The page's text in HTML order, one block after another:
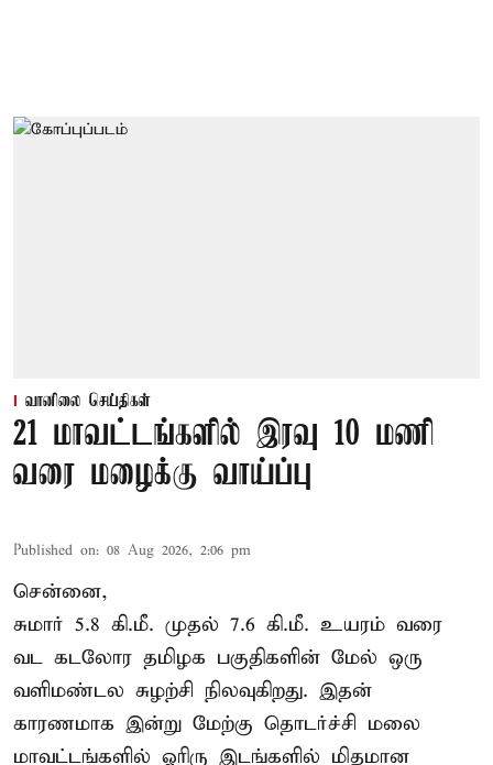
வானிலை செய்திகள்
21 மாவட்டங்களில் இரவு 10 மணி
வரை மழைக்கு வாய்ப்பு
Published on: 08 Aug 2026, 2:06 pm
சென்னை,
சுமார் 5.8 கி.மீ. முதல் 7.6 கி.மீ. உயரம் வரை
வட கடலோர தமிழக பகுதிகளின் மேல் ஒரு
வளிமண்டல சுழற்சி நிலவுகிறது. இதன்
காரணமாக இன்று மேற்கு தொடர்ச்சி மலை
மாவட்டங்களில் ஓரிரு இடங்களில் மிதமான